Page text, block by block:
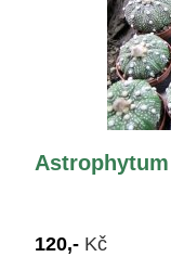
120,- Kč